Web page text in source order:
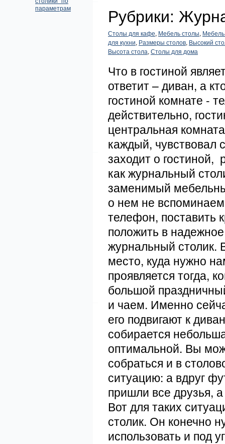
параметрам
Рубрики:
Столы для кафе, Мебель столы, Мебель
для кухни, Размеры столов, Высокий
Высота стола, Столы для дома
Что в гостиной
ответит – диван, а
гостиной комнате -
действительно,
центральная
каждый, чувствовал
заходит о гостиной,
как журнальный
заменимый
о нем не
телефон, поставить
положить в
журнальный столик.
место, куда нужно
проявляется тогда,
большой
и чаем. Именно
его подвигают к
собирается
оптимальной. Вы
собраться и в
ситуацию: а вдруг
пришли все друзья,
Вот для таких
столик. Он конечно
использовать и под